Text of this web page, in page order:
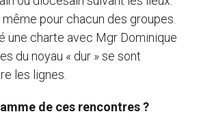
pour chacun des groupes.
une charte avec Mgr Dominique
du noyau « dur » se sont
les lignes.
de ces rencontres ?